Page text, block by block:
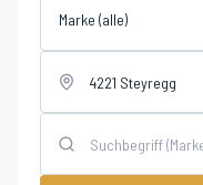
Marke (alle)